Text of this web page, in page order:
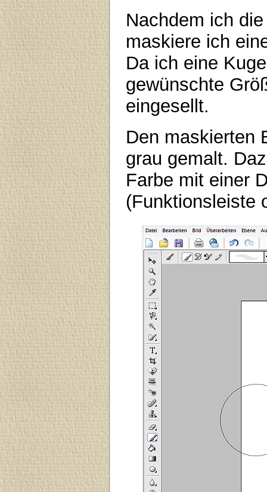
Nachdem ich
maskiere ich
Da ich eine
gewünschte
eingesellt.
Den maskierten
grau gemalt.
Farbe mit einer
(Funktionsleiste